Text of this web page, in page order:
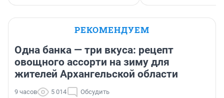
РЕКОМЕНДУЕМ
Одна банка — три вкуса: рецепт
овощного ассорти на зиму для
жителей Архангельской области
9 часов 5 014 Обсудить